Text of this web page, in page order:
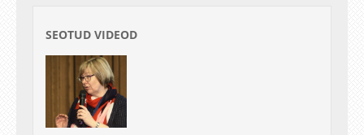
Pärilike võrkkestahaiguste kuvamisuuringutest uute
SEOTUD VIDEOD